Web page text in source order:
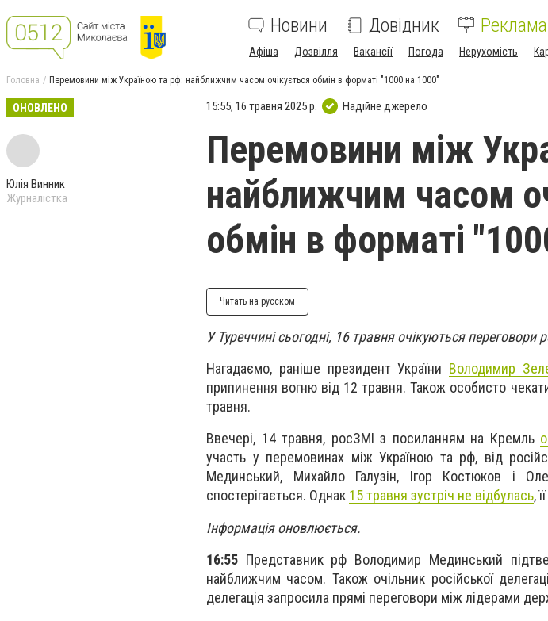
Новини Довідник Реклама
Афіша Дозвілля Вакансії Погода Нерухомість
Головна Перемовини між Україною та рф: найближчим часом очікується обмін в форматі "1000 на 1000"
ОНОВЛЕНО
Юлія Винник
Журналістка
15:55, 16 травня 2025 р. Надійне джерело
Перемовини між
найближчим часом
обмін в форматі
Читать на русском
У Туреччині сьогодні, 16 травня очікуються переговори
Нагадаємо, раніше президент України Володимир
припинення вогню від 12 травня. Також особисто
травня.
Ввечері, 14 травня, росЗМІ з посиланням на Кремль
участь у перемовинах між Україною та рф, від
Мединський, Михайло Галузін, Ігор Костюков і
спостерігається. Однак 15 травня зустріч не відбулась,
Інформація оновлюється.
16:55 Представник рф Володимир Мединський
найближчим часом. Також очільник російської
делегація запросила прямі переговори між лідерами